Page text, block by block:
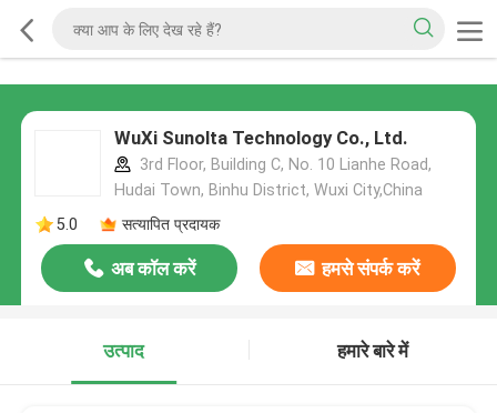
WuXi Sunolta Technology Co., Ltd.
3rd Floor, Building C, No. 10 Lianhe Road,
Hudai Town, Binhu District, Wuxi City,China
5.0
सत्यापित प्रदायक
अब कॉल करें हमसे संपर्क करें
उत्पाद हमारे बारे में